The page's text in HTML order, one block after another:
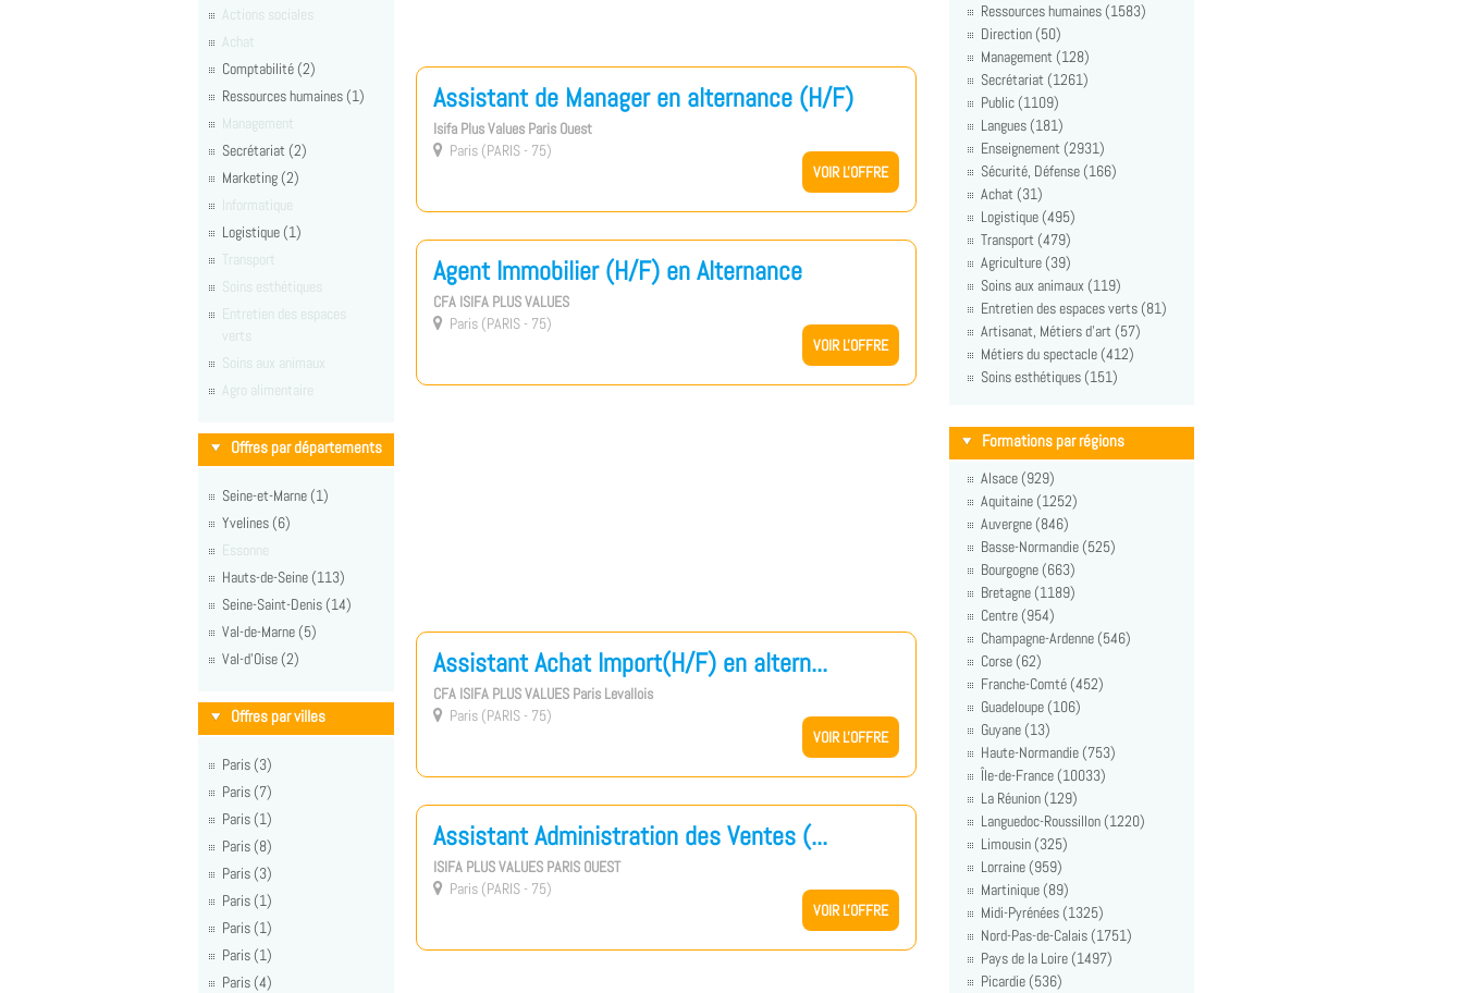
Actions sociales
Achat
Comptabilité (2)
Ressources humaines (1)
Management
Secrétariat (2)
Marketing (2)
Informatique
Logistique (1)
Transport
Soins esthétiques
Entretien des espaces
verts
Soins aux animaux
Agro alimentaire
Offres par départements
Seine-et-Marne (1)
Yvelines (6)
Essonne
Hauts-de-Seine (113)
Seine-Saint-Denis (14)
Val-de-Marne (5)
Val-d'Oise (2)
Offres par villes
Paris (3)
Paris (7)
Paris (1)
Paris (8)
Paris (3)
Paris (1)
Paris (1)
Paris (1)
Paris (4)
Assistant de Manager en alternance (H/F)
Isifa Plus Values Paris Ouest
 Paris (PARIS - 75)
VOIR L'OFFRE
Agent Immobilier (H/F) en Alternance
CFA ISIFA PLUS VALUES
 Paris (PARIS - 75)
VOIR L'OFFRE
Assistant Achat Import(H/F) en altern...
CFA ISIFA PLUS VALUES Paris Levallois
 Paris (PARIS - 75)
VOIR L'OFFRE
Assistant Administration des Ventes (...
ISIFA PLUS VALUES PARIS OUEST
 Paris (PARIS - 75)
VOIR L'OFFRE
Ressources humaines (1583)
Direction (50)
Management (128)
Secrétariat (1261)
Public (1109)
Langues (181)
Enseignement (2931)
Sécurité, Défense (166)
Achat (31)
Logistique (495)
Transport (479)
Agriculture (39)
Soins aux animaux (119)
Entretien des espaces verts (81)
Artisanat, Métiers d'art (57)
Métiers du spectacle (412)
Soins esthétiques (151)
Formations par régions
Alsace (929)
Aquitaine (1252)
Auvergne (846)
Basse-Normandie (525)
Bourgogne (663)
Bretagne (1189)
Centre (954)
Champagne-Ardenne (546)
Corse (62)
Franche-Comté (452)
Guadeloupe (106)
Guyane (13)
Haute-Normandie (753)
Île-de-France (10033)
La Réunion (129)
Languedoc-Roussillon (1220)
Limousin (325)
Lorraine (959)
Martinique (89)
Midi-Pyrénées (1325)
Nord-Pas-de-Calais (1751)
Pays de la Loire (1497)
Picardie (536)